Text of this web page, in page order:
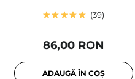
39
86,00 RON
ADAUGĂ ÎN COȘ